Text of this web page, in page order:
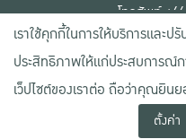
โทรศัพท์
สงวนลิขสิทธิ์ ©
เงื่อนไข
ข้อตกล
นโยบาย
เราใช้คุกกี้ในการให้บริการและ
ประสิทธิภาพให้แก่ประสบการ
เว็ปไซต์ของเราต่อ ถือว่าคุณยิน
ตั้งค่า